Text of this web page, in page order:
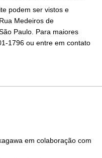
podem ser vistos e
Medeiros de
Paulo. Para maiores
1796 ou entre em contato
em colaboração com